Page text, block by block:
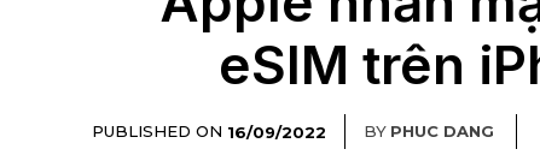
eSIM trên
PUBLISHED ON 16/09/2022 BY PHUC DANG